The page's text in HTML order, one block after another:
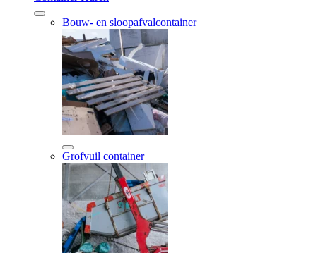
Bouw- en sloopafvalcontainer
Grofvuil container